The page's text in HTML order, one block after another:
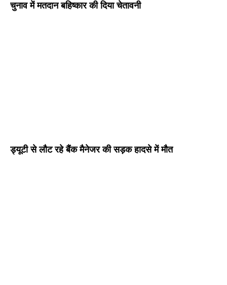
चुनाव में मतदान बहिष्कार की दिया चेतावनी
ड्यूटी से लौट रहे बैंक मैनेजर की सड़क हादसे में मौत